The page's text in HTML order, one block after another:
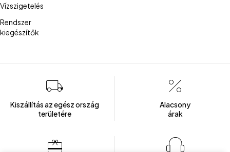
Vízszigetelés
Rendszer
kiegészítők
Kiszállítás az egész ország
területére
Alacsony
árak